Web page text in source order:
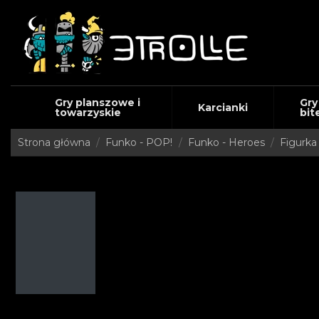
Gry planszowe i
towarzyskie Karcianki
Strona główna Funko - POP! Funko - Heroes